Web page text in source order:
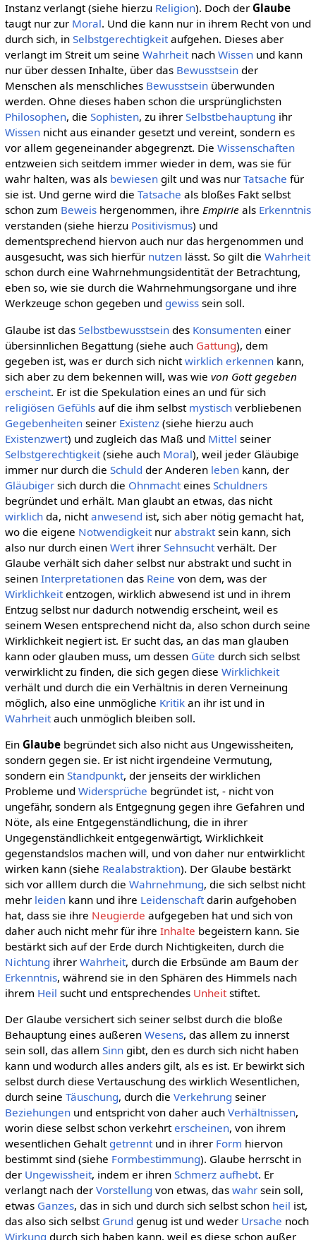
Instanz verlangt (siehe hierzu Religion). Doch der Glaube
taugt nur zur Moral. Und die kann nur in ihrem Recht von und
durch sich, in Selbstgerechtigkeitaufgehen. Dieses aber
verlangt im Streit um seine Wahrheitnach Wissenund kann
nur über dessen Inhalte, über das Bewusstseinder
Menschen als menschliches Bewusstseinüberwunden
werden. Ohne dieses haben schon die ursprünglichsten
Philosophen, die Sophisten, zu ihrer Selbstbehauptung ihr
Wissennicht aus einander gesetzt und vereint, sondern es
vor allem gegeneinander abgegrenzt. Die Wissenschaften
entzweien sich seitdem immer wieder in dem, was sie für
wahr halten, was als bewiesengilt und was nur Tatsache für
sie ist. Und gerne wird die Tatsache als bloßes Fakt selbst
schon zum Beweishergenommen, ihre Empirie als Erkenntnis
verstanden (siehe hierzu Positivismus) und
dementsprechend hiervon auch nur das hergenommen und
ausgesucht, was sich hierfür nutzenlässt. So gilt die Wahrheit
schon durch eine Wahrnehmungsidentität der Betrachtung,
eben so, wie sie durch die Wahrnehmungsorgane und ihre
Werkzeuge schon gegeben und gewisssein soll.
Glaube ist das Selbstbewusstseindes Konsumenteneiner
übersinnlichen Begattung (siehe auch Gattung), dem
gegeben ist, was er durch sich nichtwirklich erkennenkann,
sich aber zu dem bekennen will, was wie von Gott gegeben
erscheint. Er ist die Spekulation eines an und für sich
religiösen Gefühlsauf die ihm selbst mystischverbliebenen
Gegebenheitenseiner Existenz(siehe hierzu auch
Existenzwert) und zugleich das Maß und Mittel seiner
Selbstgerechtigkeit(siehe auch Moral), weil jeder Gläubige
immer nur durch die Schuld der Anderen lebenkann, der
Gläubigersich durch die Ohnmachteines Schuldners
begründet und erhält. Man glaubt an etwas, das nicht
wirklichda, nichtanwesend ist, sich aber nötig gemacht hat,
wo die eigene Notwendigkeitnur abstraktsein kann, sich
also nur durch einen Wertihrer Sehnsuchtverhält. Der
Glaube verhält sich daher selbst nur abstrakt und sucht in
seinen Interpretationendas Reine von dem, was der
Wirklichkeitentzogen, wirklich abwesend ist und in ihrem
Entzug selbst nur dadurch notwendig erscheint, weil es
seinem Wesen entsprechend nicht da, also schon durch seine
Wirklichkeit negiert ist. Er sucht das, an das man glauben
kann oder glauben muss, um dessen Güte durch sich selbst
verwirklicht zu finden, die sich gegen diese Wirklichkeit
verhält und durch die ein Verhältnis in deren Verneinung
möglich, also eine unmögliche Kritikan ihr ist und in
Wahrheitauch unmöglich bleiben soll.
Ein Glaubebegründet sich also nicht aus Ungewissheiten,
sondern gegen sie. Er ist nicht irgendeine Vermutung,
sondern ein Standpunkt, der jenseits der wirklichen
Probleme und Widersprüche begründet ist, - nicht von
ungefähr, sondern als Entgegnung gegen ihre Gefahren und
Nöte, als eine Entgegenständlichung, die in ihrer
Ungegenständlichkeit entgegenwärtigt, Wirklichkeit
gegenstandslos machen will, und von daher nur entwirklicht
wirken kann (siehe Realabstraktion). Der Glaube bestärkt
sich vor alllem durch die Wahrnehmung, die sich selbst nicht
mehr leidenkann und ihre Leidenschaftdarin aufgehoben
hat, dass sie ihre Neugierde aufgegeben hat und sich von
daher auch nicht mehr für ihre Inhalte begeistern kann. Sie
bestärkt sich auf der Erde durch Nichtigkeiten, durch die
Nichtung ihrer Wahrheit, durch die Erbsünde am Baum der
Erkenntnis, während sie in den Sphären des Himmels nach
ihrem Heil sucht und entsprechendes Unheitstiftet.
Der Glaube versichert sich seiner selbst durch die bloße
Behauptung eines außeren Wesens, das allem zu innerst
sein soll, das allem Sinngibt, den es durch sich nicht haben
kann und wodurch alles anders gilt, als es ist. Er bewirkt sich
selbst durch diese Vertauschung des wirklich Wesentlichen,
durch seine Täuschung, durch die Verkehrung seiner
Beziehungenund entspricht von daher auch Verhältnissen,
worin diese selbst schon verkehrterscheinen, von ihrem
wesentlichen Gehalt getrenntund in ihrer Form hiervon
bestimmt sind (siehe Formbestimmung). Glaube herrscht in
der Ungewissheit, indem er ihren Schmerz aufhebt. Er
verlangt nach der Vorstellung von etwas, das wahrsein soll,
etwas Ganzes, das in sich und durch sich selbst schon heil ist,
das also sich selbst Grund genug ist und weder Ursache noch
Wirkung durch sich haben kann, weil es diese schon außer